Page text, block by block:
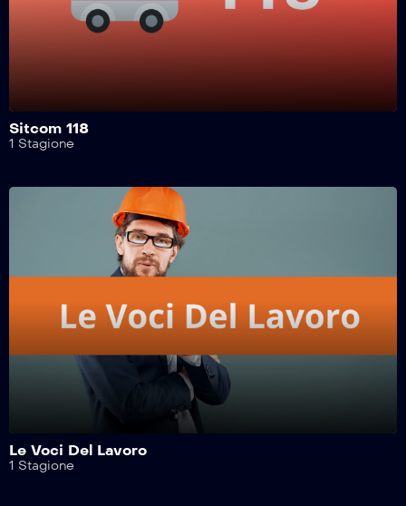
Safe Drive – 412^ Puntata
Safe Drive – 410^ Puntata
Safe Drive – 409^ Puntata
Safe Drive – 408^ Puntata
Sitcom 118
1 Stagione
Le Voci Del Lavoro
1 Stagione